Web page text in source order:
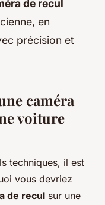
de recul
en
précision et
caméra
voiture
techniques, il est
vous devriez
de recul sur une